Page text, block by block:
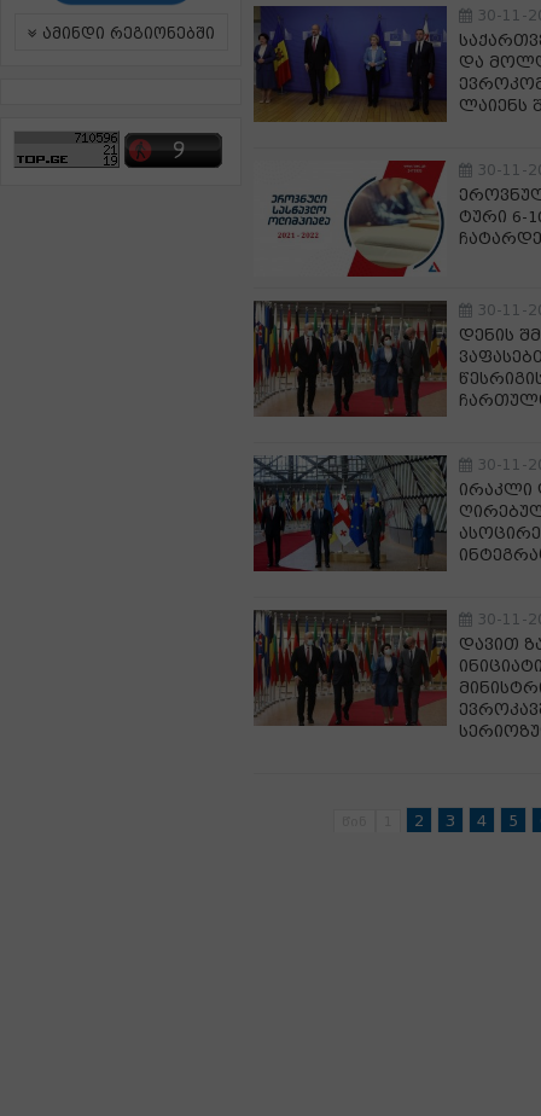
ამინდი რეგიონებში
30-11-
და
ლაიენს
30-11-
ტური 6-
30-11-
დენის
30-11-
ირაკლი
30-11-
დავით
2 3 4 5